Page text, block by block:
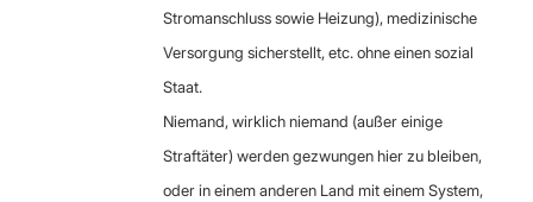
Stromanschluss sowie Heizung), medizinische
Versorgung sicherstellt, etc. ohne einen sozial
Staat.
Niemand, wirklich niemand (außer einige
Straftäter) werden gezwungen hier zu bleiben,
oder in einem anderen Land mit einem System,